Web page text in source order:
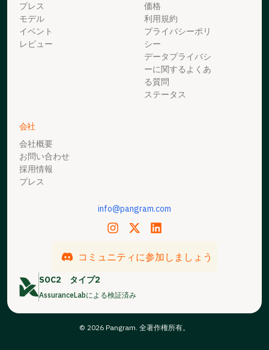
プレス
モデル
イベント
レビュー
価格
利用規約
プライバシーポリ
シー
データプライバシ
ーに関するよくあ
る質問
ステータス
会社
会社概要
お問い合わせ
採用情報
プレス
SOC2 タイプ2
AssuranceLabによる検証済み
info@pangram.com
コミュニティに参加しましょう
© 2026 Pangram. 全著作権所有。